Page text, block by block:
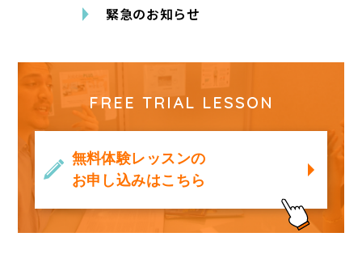
緊急のお知らせ
FREE TRIAL LESSON
無料体験レッスンの
お申し込みはこちら